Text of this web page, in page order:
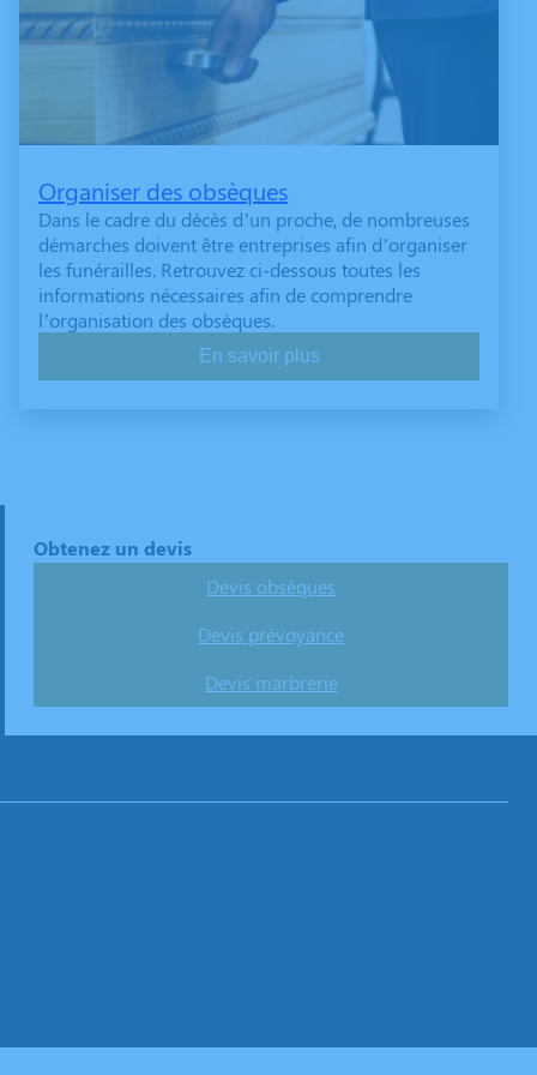
Organiser des obsèques
Dans le cadre du décès d’un proche, de nombreuses
démarches doivent être entreprises afin d’organiser
les funérailles. Retrouvez ci-dessous toutes les
informations nécessaires afin de comprendre
l’organisation des obsèques.
En savoir plus
Obtenez un devis
Devis obsèques
Devis prévoyance
Devis marbrerie